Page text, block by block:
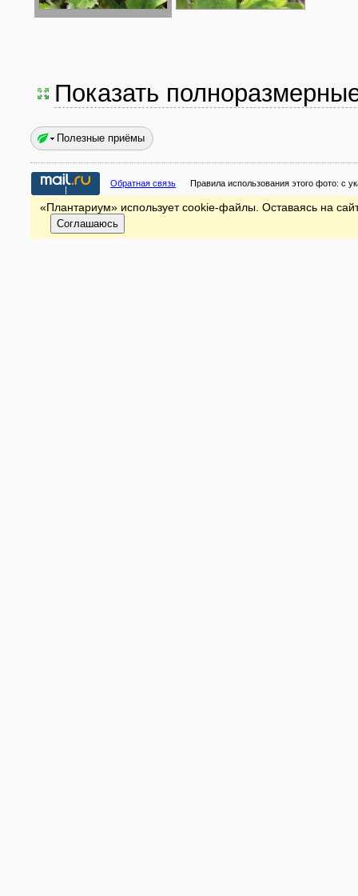
Показать
Полезные приёмы
Обратная связь Правила использования этого фото: с
«Плантариум» использует cookie-файлы. Оставаясь на
Соглашаюсь